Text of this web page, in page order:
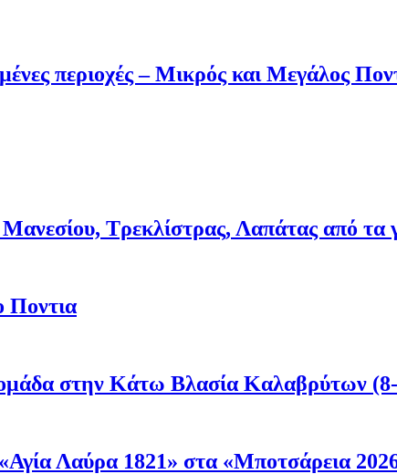
περιοχές – Μικρός και Μεγάλος
Τρεκλίστρας, Λαπάτας από τα
Ποντια
στην Κάτω Βλασία Καλαβρύτων
Λαύρα 1821» στα «Μποτσάρεια